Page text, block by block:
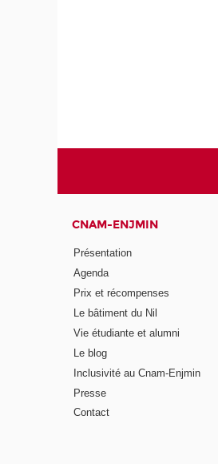
CNAM-ENJMIN
Présentation
Agenda
Prix et récompenses
Le bâtiment du Nil
Vie étudiante et alumni
Le blog
Inclusivité au Cnam-Enjmin
Presse
Contact